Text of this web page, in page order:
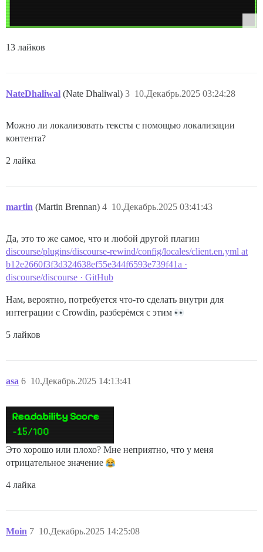
13 лайков
NateDhaliwal (Nate Dhaliwal) 10.Декабрь.2025 03:24:28
3
Можно ли локализовать тексты с помощью локализации
контента?
2 лайка
martin (Martin Brennan) 10.Декабрь.2025 03:41:43
4
Да, это то же самое, что и любой другой плагин
discourse/plugins/discourse-rewind/config/locales/client.en.yml at
b12e2660f3f3d324638ef55e344f6593e739f41a ·
discourse/discourse · GitHub
Нам, вероятно, потребуется что-то сделать внутри для
интеграции с Crowdin, разберёмся с этим
5 лайков
asa 10.Декабрь.2025 14:13:41
6
Это хорошо или плохо? Мне неприятно, что у меня
отрицательное значение
4 лайка
Moin 10.Декабрь.2025 14:25:08
7